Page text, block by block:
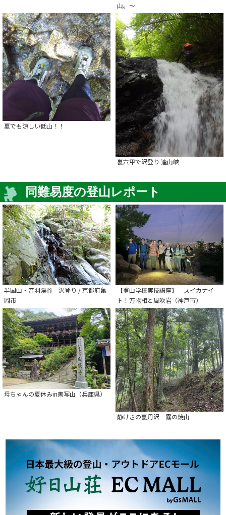
山。～
夏でも涼しい低山！！
裏六甲で沢登り 逢山峡
同難易度の登山レポート
半国山・音羽渓谷 沢登り / 京都府亀
岡市
【登山学校実技講座】 スイカナイ
ト！万物相と風吹岩（神戸市）
母ちゃんの夏休みin書写山（兵庫県）
静けさの裏丹沢 霧の焼山